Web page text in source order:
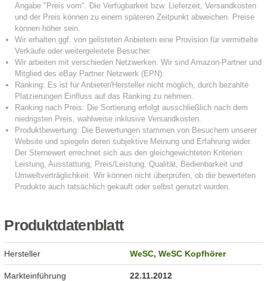
Produktdatenblatt
Hersteller WeSC,WeSC Kopfhörer
Markteinführung 22.11.2012